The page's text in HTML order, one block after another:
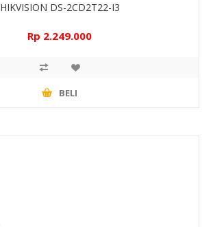
HIKVISION DS-2CD2T22-I3
Rp 2.249.000
BELI